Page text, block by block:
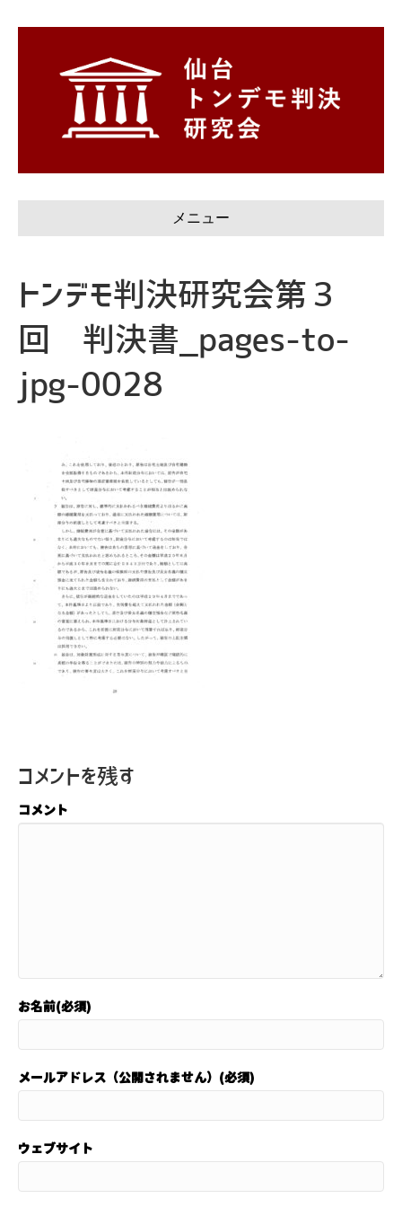
メニュー
トンデモ判決研究会第３
回 判決書_pages-to-
jpg-0028
コメントを残す
コメント
お名前(必須)
メールアドレス（公開されません）(必須)
ウェブサイト